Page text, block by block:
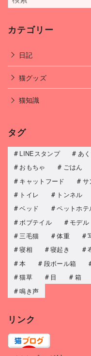
カテゴリー
日記
猫グッズ
猫知識
タグ
LINEスタンプ あ
おもちゃ
ごはん
キャットフード
サ
トイレ
トンネル
ベッド
ペットホテ
ボブテイル
モデル
三毛猫
体重
寝相
寝起き
本
段ボール箱
猫草
目 箱
鳴き声
リンク